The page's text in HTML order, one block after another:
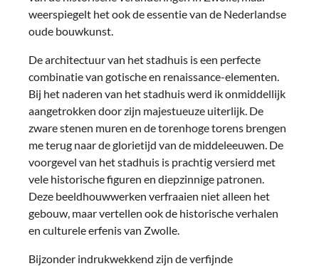
weerspiegelt het ook de essentie van de Nederlandse
oude bouwkunst.
De architectuur van het stadhuis is een perfecte
combinatie van gotische en renaissance-elementen.
Bij het naderen van het stadhuis werd ik onmiddellijk
aangetrokken door zijn majestueuze uiterlijk. De
zware stenen muren en de torenhoge torens brengen
me terug naar de glorietijd van de middeleeuwen. De
voorgevel van het stadhuis is prachtig versierd met
vele historische figuren en diepzinnige patronen.
Deze beeldhouwwerken verfraaien niet alleen het
gebouw, maar vertellen ook de historische verhalen
en culturele erfenis van Zwolle.
Bijzonder indrukwekkend zijn de verfijnde